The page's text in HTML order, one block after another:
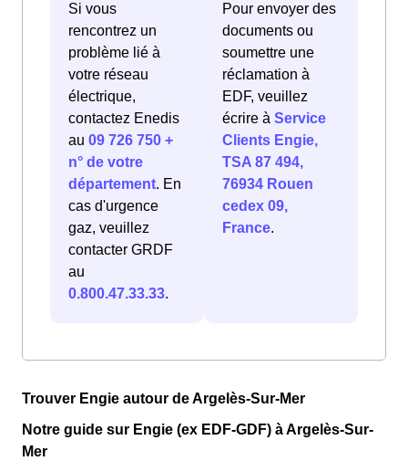
Si vous
rencontrez un
problème lié à
votre réseau
électrique,
contactez Enedis
au 09 726 750 +
n° de votre
département. En
cas d'urgence
gaz, veuillez
contacter GRDF
au
0.800.47.33.33.
Pour envoyer des
documents ou
soumettre une
réclamation à
EDF, veuillez
écrire à Service
Clients Engie,
TSA 87 494,
76934 Rouen
cedex 09,
France.
Trouver Engie autour de Argelès-Sur-Mer
Notre guide sur Engie (ex EDF-GDF) à Argelès-Sur-
Mer